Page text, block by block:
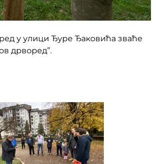
у улици Ђуре Ђаковића зваће
дрворед”.